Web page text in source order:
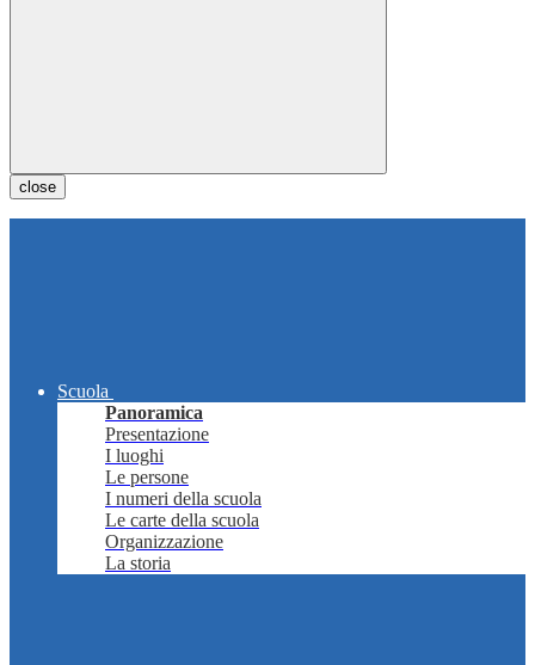
close
Scuola
Panoramica
Presentazione
I luoghi
Le persone
I numeri della scuola
Le carte della scuola
Organizzazione
La storia